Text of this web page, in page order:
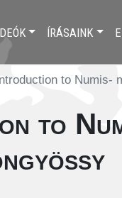
ÍRÁSAINK
to Numis-
to